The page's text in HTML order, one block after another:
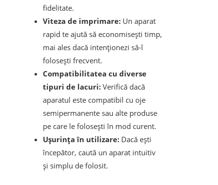
fidelitate.
Viteza de imprimare: Un aparat
rapid te ajută să economisești timp,
mai ales dacă intenționezi să-l
folosești frecvent.
Compatibilitatea cu diverse
tipuri de lacuri: Verifică dacă
aparatul este compatibil cu oje
semipermanente sau alte produse
pe care le folosești în mod curent.
Ușurința în utilizare: Dacă ești
începător, caută un aparat intuitiv
și simplu de folosit.